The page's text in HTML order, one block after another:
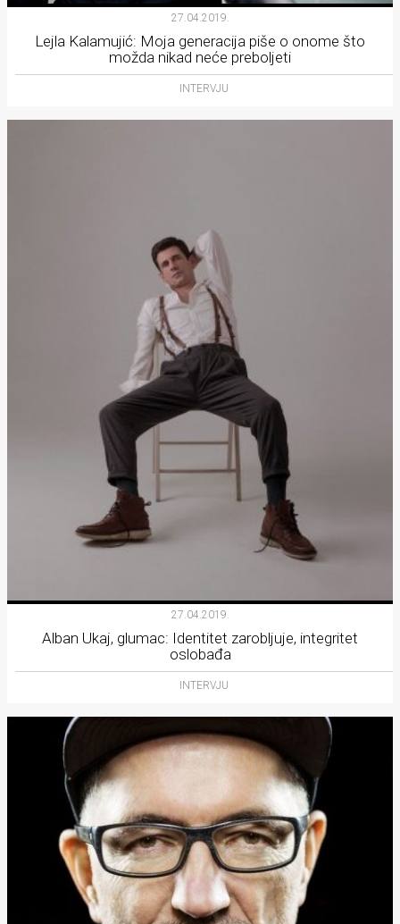
27.04.2019.
Lejla Kalamujić: Moja generacija piše o onome što
možda nikad neće preboljeti
INTERVJU
27.04.2019.
Alban Ukaj, glumac: Identitet zarobljuje, integritet
oslobađa
INTERVJU